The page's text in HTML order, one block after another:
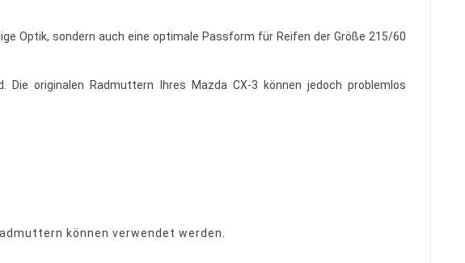
Optik, sondern auch eine optimale Passform für Reifen der Größe 215/60
originalen Radmuttern Ihres Mazda CX-3 können jedoch problemlos
können verwendet werden.